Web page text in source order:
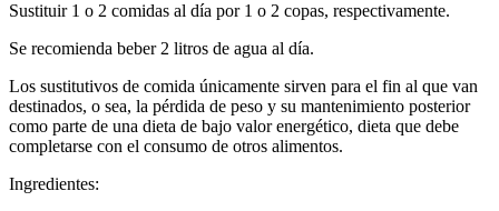
Sustituir 1 o 2 comidas al día por 1 o 2 copas, respectivamente.
Se recomienda beber 2 litros de agua al día.
Los sustitutivos de comida únicamente sirven para el fin al que van
destinados, o sea, la pérdida de peso y su mantenimiento posterior
como parte de una dieta de bajo valor energético, dieta que debe
completarse con el consumo de otros alimentos.
Ingredientes: